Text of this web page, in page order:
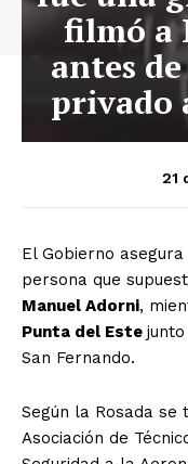
filmó a
antes
privado
21
El Gobierno
persona que
Manuel Adorni,
Punta del Este
San Fernando.
Según la Rosada
Asociación de